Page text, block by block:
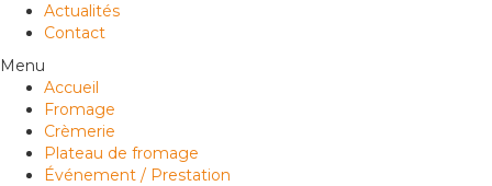
Actualités
Contact
Menu
Accueil
Fromage
Crèmerie
Plateau de fromage
Événement / Prestation